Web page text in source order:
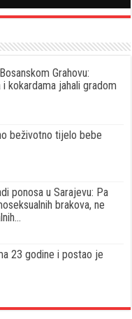
Grahovu:
i kokardama jahali gradom
beživotno tijelo bebe
ponosa u Sarajevu: Pa
brakova, ne
23 godine i postao je